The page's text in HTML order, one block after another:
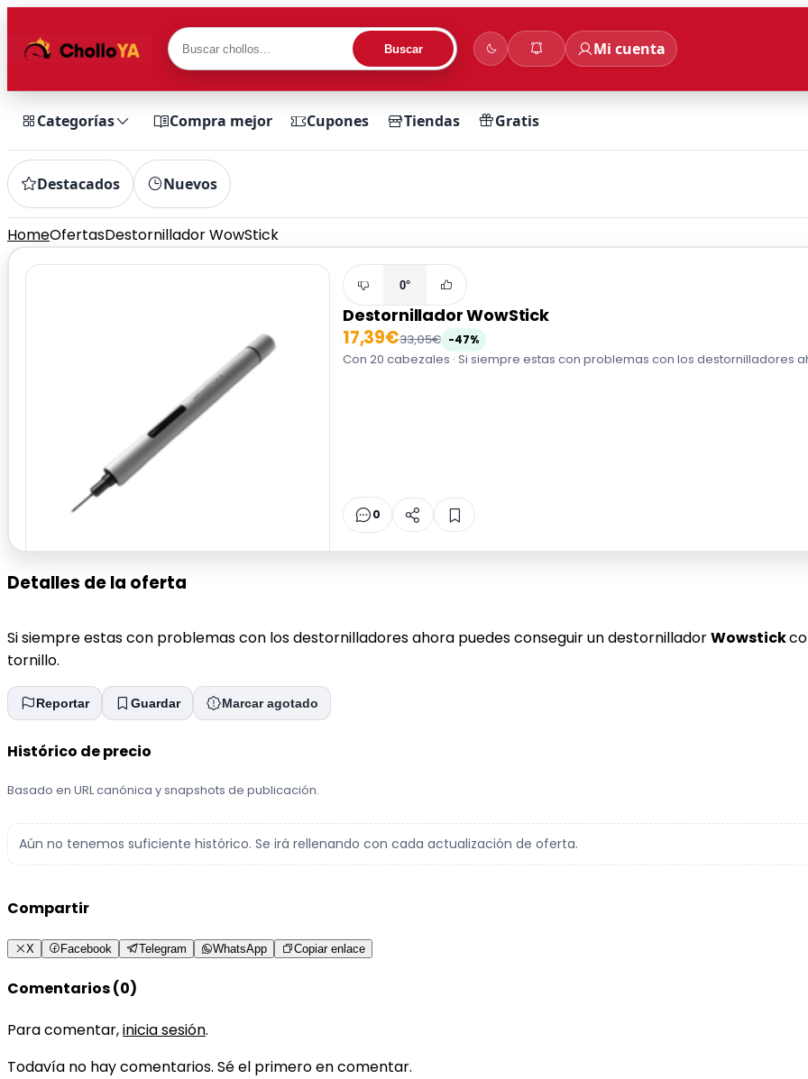
Buscar Mi cuenta
Categorías Compra mejor Cupones Tiendas Gratis
Destacados Nuevos
HomeOfertasDestornillador WowStick
0°
Destornillador WowStick
17,39€33,05€ -47%
Con 20 cabezales · Si siempre estas con problemas con los destornilladores
0
Detalles de la oferta
Si siempre estas con problemas con los destornilladores ahora puedes conseguir un destornilladorWowstick
tornillo.
Reportar Guardar Marcar agotado
Histórico de precio
Basado en URL canónica y snapshots de publicación.
Aún no tenemos suficiente histórico. Se irá rellenando con cada actualización de oferta.
Compartir
X Facebook Telegram WhatsApp Copiar enlace
Comentarios (0)
Para comentar,inicia sesión.
Todavía no hay comentarios. Sé el primero en comentar.